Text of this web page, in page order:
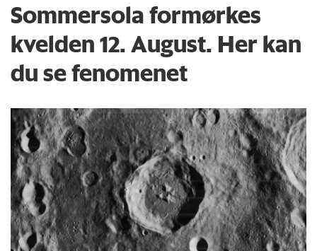
Sommersola formørkes
kvelden 12. August. Her kan
du se fenomenet